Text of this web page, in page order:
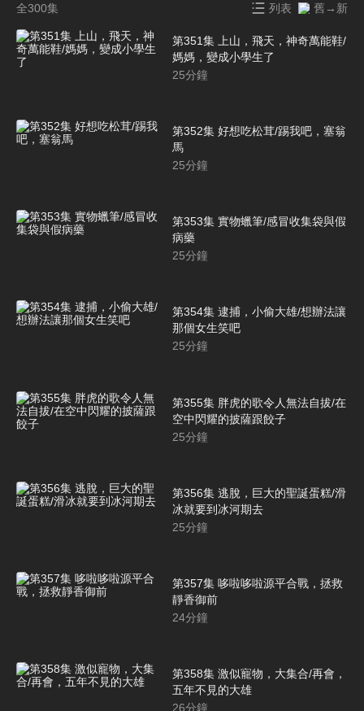
全300集 列表 舊→新
第351集 上山，飛天，神奇萬能鞋/
媽媽，變成小學生了
25分鐘
第352集 好想吃松茸/踢我吧，塞翁
馬
25分鐘
第353集 實物蠟筆/感冒收集袋與假
病藥
25分鐘
第354集 逮捕，小偷大雄/想辦法讓
那個女生笑吧
25分鐘
第355集 胖虎的歌令人無法自拔/在
空中閃耀的披薩跟餃子
25分鐘
第356集 逃脫，巨大的聖誕蛋糕/滑
冰就要到冰河期去
25分鐘
第357集 哆啦哆啦源平合戰，拯救
靜香御前
24分鐘
第358集 激似寵物，大集合/再會，
五年不見的大雄
26分鐘